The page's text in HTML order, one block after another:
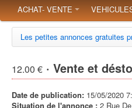
ACHAT- VENTE
Les petites annonces gratuites
12.00 € · Vente et
Date de publication: 15/05/2020
Situation de l'annonce : 2 Rue